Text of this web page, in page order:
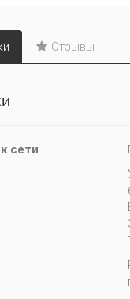
Отзывы
сети